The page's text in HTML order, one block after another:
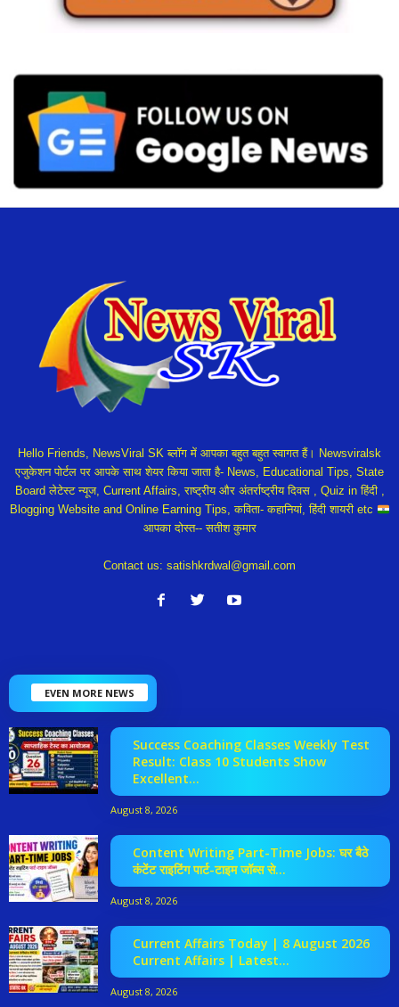
Hello Friends, NewsViral SK ब्लॉग में आपका बहुत बहुत स्वागत हैं। Newsviralsk
एजुकेशन पोर्टल पर आपके साथ शेयर किया जाता है- News, Educational Tips, State
Board लेटेस्ट न्यूज, Current Affairs, राष्ट्रीय और अंतर्राष्ट्रीय दिवस , Quiz in हिंदी ,
Blogging Website and Online Earning Tips, कविता- कहानियां, हिंदी शायरी etc
आपका दोस्त-- सतीश कुमार
Contact us: satishkrdwal@gmail.com
EVEN MORE NEWS
Success Coaching Classes Weekly Test
Result: Class 10 Students Show
Excellent...
August 8, 2026
Content Writing Part-Time Jobs: घर बैठे
कंटेंट राइटिंग पार्ट-टाइम जॉब्स से...
August 8, 2026
Current Affairs Today | 8 August 2026
Current Affairs | Latest...
August 8, 2026